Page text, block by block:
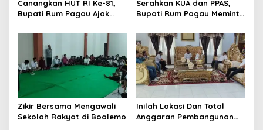
Canangkan HUT RI Ke-81,
Bupati Rum Pagau Ajak
Serahkan KUA dan PPAS,
Bupati Rum Pagau Meminta
Zikir Bersama Mengawali
Sekolah Rakyat di Boalemo
Inilah Lokasi Dan Total
Anggaran Pembangunan